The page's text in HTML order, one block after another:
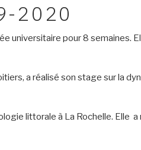
2020
universitaire pour 8
a réalisé son stage sur la
littorale à La Rochelle. Elle